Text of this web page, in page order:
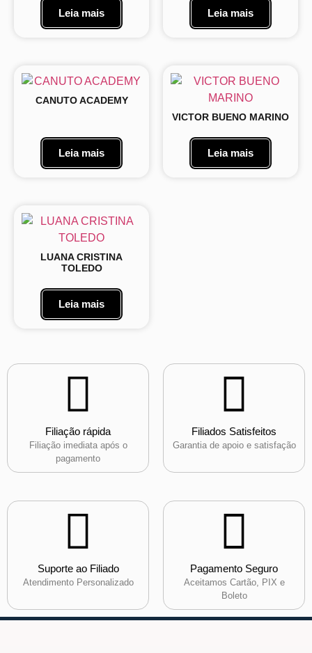
Leia mais Leia mais
CANUTO ACADEMY
Leia mais
VICTOR BUENO MARINO
Leia mais
LUANA CRISTINA
TOLEDO
Leia mais
Filiação rápida
Filiação imediata após o
pagamento
Filiados Satisfeitos
Garantia de apoio e satisfação
Suporte ao Filiado
Atendimento Personalizado
Pagamento Seguro
Aceitamos Cartão, PIX e
Boleto